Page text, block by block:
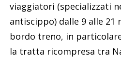
viaggiatori (specializzati
antiscippo) dalle 9 alle 21
bordo treno, in
la tratta ricompresa tra